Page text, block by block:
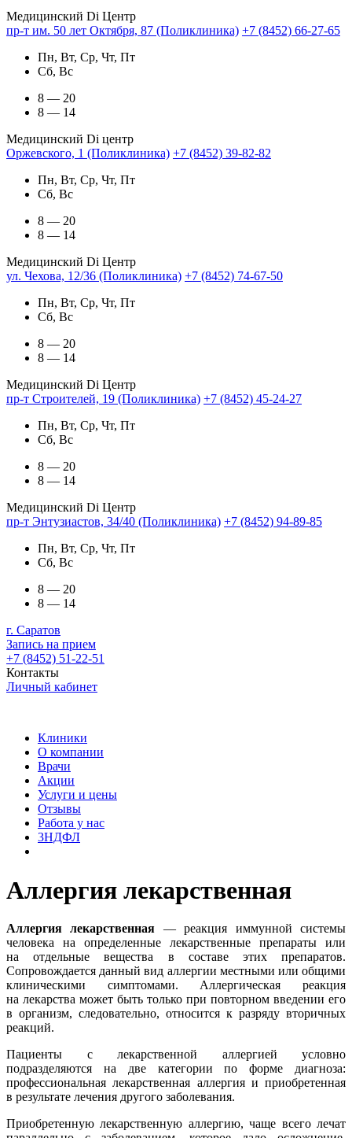
Медицинский Di Центр
пр-т им. 50 лет Октября, 87 (Поликлиника) +7 (8452) 66-27-65
Пн, Вт, Ср, Чт, Пт
Сб, Вс
8 — 20
8 — 14
Медицинский Di центр
Оржевского, 1 (Поликлиника) +7 (8452) 39-82-82
Пн, Вт, Ср, Чт, Пт
Сб, Вс
8 — 20
8 — 14
Медицинский Di Центр
ул. Чехова, 12/36 (Поликлиника) +7 (8452) 74-67-50
Пн, Вт, Ср, Чт, Пт
Сб, Вс
8 — 20
8 — 14
Медицинский Di Центр
пр-т Строителей, 19 (Поликлиника) +7 (8452) 45-24-27
Пн, Вт, Ср, Чт, Пт
Сб, Вс
8 — 20
8 — 14
Медицинский Di Центр
пр-т Энтузиастов, 34/40 (Поликлиника) +7 (8452) 94-89-85
Пн, Вт, Ср, Чт, Пт
Сб, Вс
8 — 20
8 — 14
г. Саратов
Запись на прием
+7 (8452) 51-22-51
Контакты
Личный кабинет
Клиники
О компании
Врачи
Акции
Услуги и цены
Отзывы
Работа у нас
3НДФЛ
Аллергия лекарственная
Аллергия лекарственная — реакция иммунной системы
человека на определенные лекарственные препараты или
на отдельные вещества в составе этих препаратов.
Сопровождается данный вид аллергии местными или общими
клиническими симптомами. Аллергическая реакция
на лекарства может быть только при повторном введении его
в организм, следовательно, относится к разряду вторичных
реакций.
Пациенты с лекарственной аллергией условно
подразделяются на две категории по форме диагноза:
профессиональная лекарственная аллергия и приобретенная
в результате лечения другого заболевания.
Приобретенную лекарственную аллергию, чаще всего лечат